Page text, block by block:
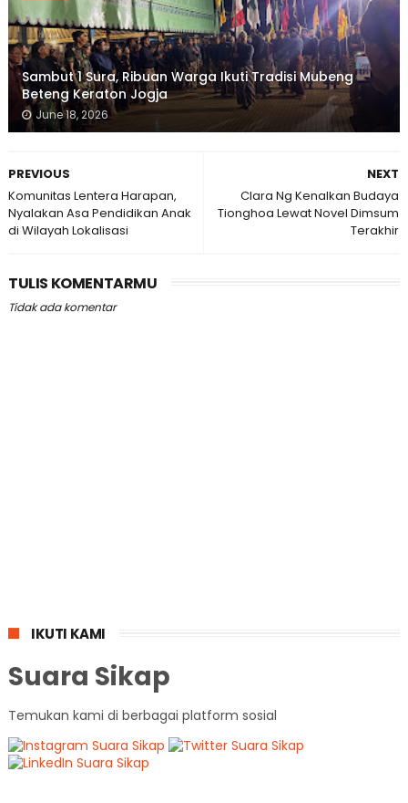
Sambut 1 Sura, Ribuan Warga Ikuti Tradisi Mubeng
Beteng Keraton Jogja
June 18, 2026
NEXT
Clara Ng Kenalkan Budaya
Tionghoa Lewat Novel Dimsum
Terakhir
PREVIOUS
Komunitas Lentera Harapan,
Nyalakan Asa Pendidikan Anak
di Wilayah Lokalisasi
TULIS KOMENTARMU
Tidak ada komentar
IKUTI KAMI
Suara Sikap
Temukan kami di berbagai platform sosial